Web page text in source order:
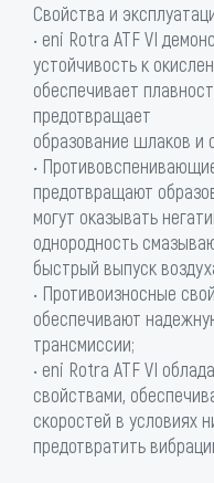
Свойства и
• eni Rotra ATF VI
устойчивость к
обеспечивает
предотвращает
образование шлаков и
•
предотвращают
могут оказывать
однородность
быстрый выпуск
• Противоизносные
обеспечивают
трансмиссии;
• eni Rotra ATF VI
свойствами,
скоростей в условиях
предотвратить